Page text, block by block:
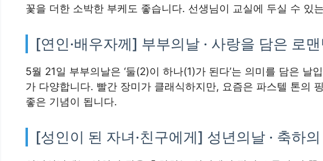
꽃을 더한 소박한 부케도 좋습니다. 선생님이 교실에 두실 수 있
[연인·배우자께] 부부의날 · 사랑을 담은 로
5월 21일 부부의날은 ‘둘(2)이 하나(1)가 된다’는 의미를 담은
가 다양합니다. 빨간 장미가 클래식하지만, 요즘은 파스텔 톤의
좋은 기념이 됩니다.
[성인이 된 자녀·친구에게] 성년의날 · 축하